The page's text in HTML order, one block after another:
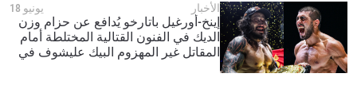
الأخبار يونيو 18
إينخ-أورغيل باتارخو يُدافع عن حزام وزن
الديك في الفنون القتالية المختلطة أمام
المقاتل غير المهزوم البيك عليشوف في